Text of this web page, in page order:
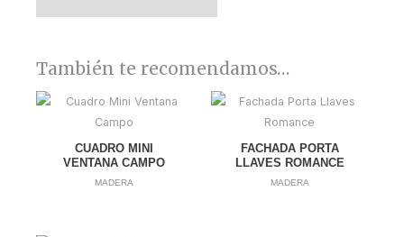
También te recomendamos…
CUADRO MINI
VENTANA CAMPO
MADERA
FACHADA PORTA
LLAVES ROMANCE
MADERA